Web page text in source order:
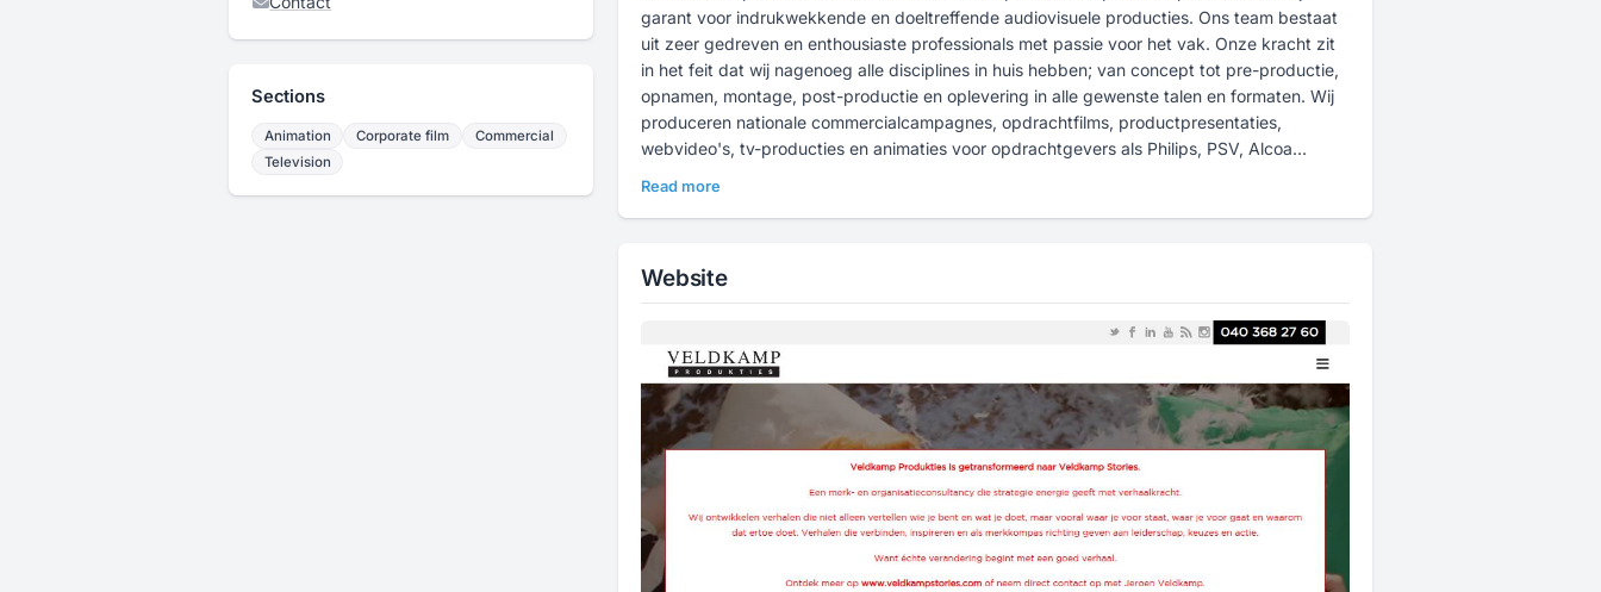
Sections
Animation Corporate film
Commercial
Television
garant voor indrukwekkende en doeltreffende audiovisuele producties. Ons team bestaat
uit zeer gedreven en enthousiaste professionals met passie voor het vak. Onze kracht zit
in het feit dat wij nagenoeg alle disciplines in huis hebben; van concept tot pre-productie,
opnamen, montage, post-productie en oplevering in alle gewenste talen en formaten. Wij
produceren nationale commercialcampagnes, opdrachtfilms, productpresentaties,
webvideo's, tv-producties en animaties voor opdrachtgevers als Philips, PSV, Alcoa
Read more
Website